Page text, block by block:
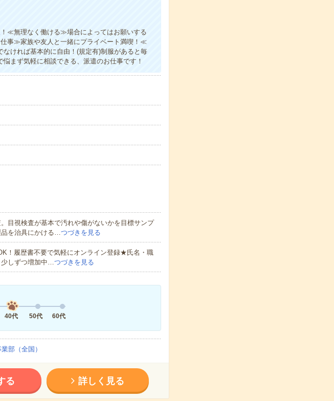
≪無理なく働ける≫場合によってはお願いする
事≫家族や友人と一緒にプライベート満喫！≪
ければ基本的に自由！(規定有)制服があると毎
まず気軽に相談できる、派遣のお仕事です！
目視検査が基本で汚れや傷がないかを目標サンプ
品を治具にかける…つづきを見る
！履歴書不要で気軽にオンライン登録★氏名・職
しずつ増加中…つづきを見る
40代 50代 60代
部（全国）
る 詳しく見る